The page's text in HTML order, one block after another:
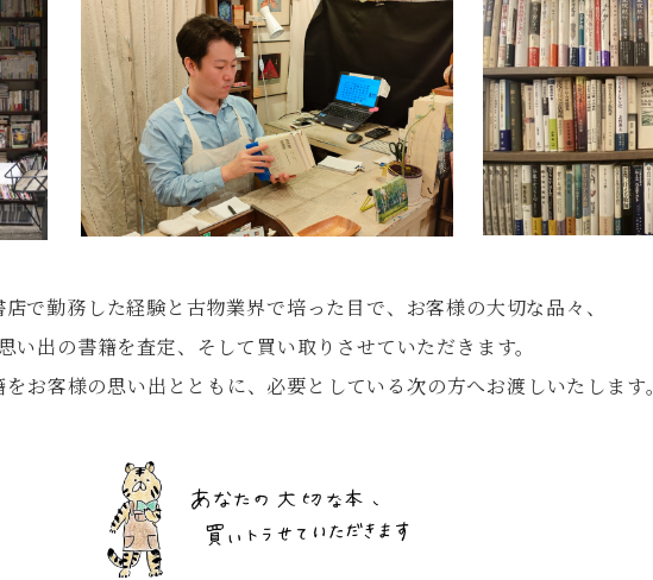
で勤務した経験と古物業界で培った目で、お客様の大切な品々、
い出の書籍を査定、そして買い取りさせていただきます。
お客様の思い出とともに、必要としている次の方へお渡しいたします。